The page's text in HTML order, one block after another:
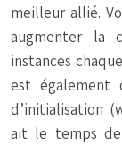
meilleur allié.
augmenter la
instances
est également
d’initialisation
ait le temps